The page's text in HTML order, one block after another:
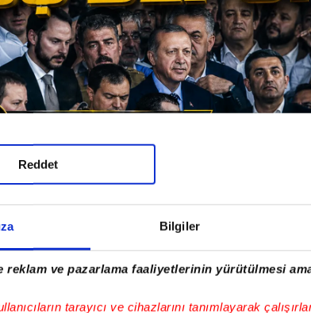
Bilgiler
reklam ve pazarlama faaliyetlerinin yürütülmesi
tarayıcı ve cihazlarını tanımlayarak
Reddet
2 3 4 5 6 7 8 9